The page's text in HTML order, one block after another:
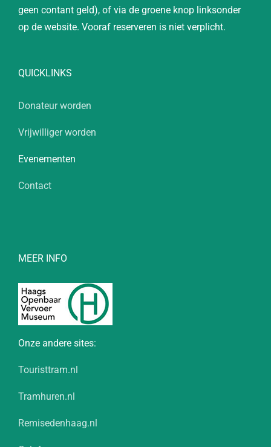
geen contant geld), of via de groene knop linksonder
op de website. Vooraf reserveren is niet verplicht.
QUICKLINKS
Donateur worden
Vrijwilliger worden
Evenementen
Contact
MEER INFO
Onze andere sites:
Touristtram.nl
Tramhuren.nl
Remisedenhaag.nl